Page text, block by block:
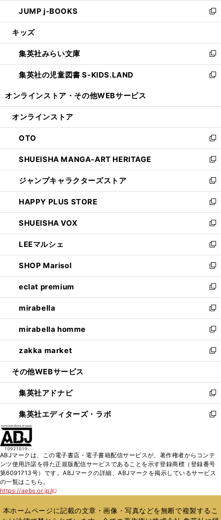
で
開
ド
ウ
開
く
ウ
ィ
ン
ウ
で
開
く
し
い
ウ
ン
ド
ウ
で
JUMP j-BOOKS
新
し
ウ
ィ
ン
ド
開
キッズ
集英社みらい文庫
新
し
い
ン
ウ
で
開
く
集英社の児童図書 S-KIDS.LAND
新
ウ
ン
ド
ウ
で
開
く
オンラインストア・ その他WEBサービス
オンラインストア
OTO
新
し
い
ウ
ィ
ン
ド
ウ
で
開
く
SHUEISHA MANGA-ART HERITAGE
新
し
い
ウ
ィ
ン
ド
ウ
で
開
く
ジャンプキャラクターズストア
新
し
い
ウ
ィ
ン
ド
ウ
で
開
く
HAPPY PLUS STORE
新
し
い
ウ
ィ
ン
ド
ウ
で
開
く
SHUEISHA VOX
新
し
い
ウ
ィ
ン
ド
ウ
で
開
く
LEEマルシェ
新
し
い
ウ
ィ
ン
ド
ウ
で
開
く
SHOP Marisol
新
し
い
ウ
ィ
ン
ド
ウ
で
開
eclat premium
新
し
い
ウ
ィ
ン
ド
ウ
開
く
mirabella
新
し
い
ウ
ィ
ン
ウ
で
開
く
mirabella homme
新
し
い
ウ
ン
ド
ウ
で
zakka market
新
し
ウ
ィ
ン
ド
く
その他WEBサービス
集英社アドナビ
新
し
い
ド
ウ
で
集英社エディターズ・ラボ
新
ィ
ン
ド
開
ABJマークは、この電子書店・電子書籍配信サービスが、著作権者からコンテ
ンツ使用許諾を得た正規版配信サービスであることを示す登録商標（登録番号
第6091713号）です。ABJマークの詳細、ABJマークを掲示しているサービス
の一覧はこちら。
https://aebs.or.jp/
新
い
ウ
本ホームページに記載の文章・画像・写真などを無断で複製するこ